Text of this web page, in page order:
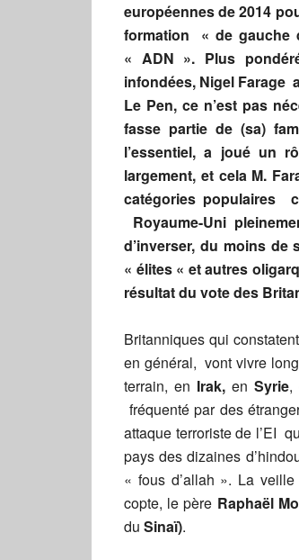
européennes de 2014
formation « de gauche
« ADN ». Plus
infondées, Nigel Farage
Le Pen, ce n’est pas
fasse partie de (sa)
l’essentiel, a joué un
largement, et cela M.
catégories populaires
Royaume-Uni
d’inverser, du moins de
« élites « et autres
résultat du vote des
Britanniques qui
en général, vont vivre
terrain, en Irak, enSyrie,
fréquenté par des
attaque terroriste de l’EI
pays des dizaines
« fous d’allah ». La
copte, le père Raphaël
du Sinaï).